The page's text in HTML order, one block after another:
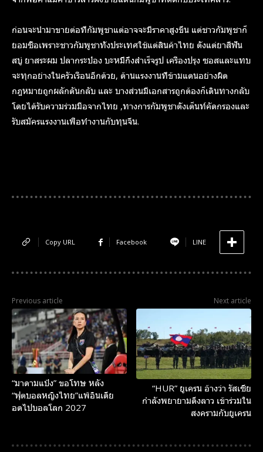
ก่อนจะนำมาขายต่อที่กัมพูชาแต่อาจจะมีราคาสูงขึ้น แต่ชาวกัมพูชาก็
ยอมซื้อเพราะชาวกัมพูชาทั้งประเทศใช้แต่สินค้าไทย ตั้งแต่ยาสีฟัน
สบู่ ยาสระผม ปลากระป๋อง บะหมี่กึ่งสำเร็จรูป เครื่องปรุง ซอสและแทบ
จะทุกอย่างในครัวเรือนอีกด้วย, ด้านแรงงานที่ข้ามแดนอย่างผิด
กฎหมายถูกผลักดันกลับ และ บางส่วนมีเอกสารถูกต้องก็เดินทางกลับ
โดยได้รับความร่วมมือจากไทย ,ทางการกัมพูชาตั้งเต็นท์คัดกรองและ
รับสมัครแรงงานเพื่อทำงานกับทุนจีน.
Copy URL Facebook LINE
Previous article
“มาดามแป้ง” ขอโทษ หลัง
“ฟุตบอลหญิงไทย”แพ้อินเดีย
อดไปบอลโลก 2027
Next article
“HUR” ยูเครน อ้างว่า รัสเซีย
กำลังพยายามดึงลาว เข้าร่วมใน
สงครามกับยูเครน